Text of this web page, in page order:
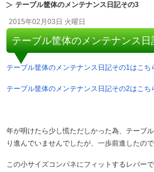
テーブル筐体のメンテナンス日記その3
2015年02月03日 火曜日
テーブル筐体のメンテナンス日
テーブル筐体のメンテナンス日記その1はこち
テーブル筐体のメンテナンス日記その2はこち
年が明けたら少し慌ただしかった為、テーブ
り進んでいませんでしたが、一歩前進したの
この小サイズコンパネにフィットするレバー